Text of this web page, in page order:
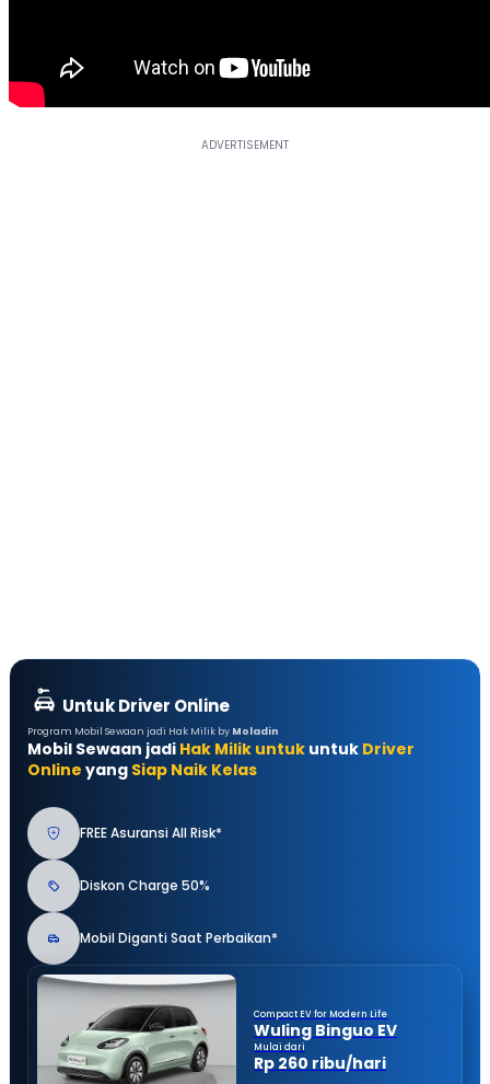
Untuk Driver Online
Program Mobil Sewaan jadi Hak Milik by Moladin
Mobil Sewaan jadi Hak Milik untuk untuk Driver
Online yang Siap Naik Kelas
FREE Asuransi All Risk*
Diskon Charge 50%
Mobil Diganti Saat Perbaikan*
Compact EV for Modern Life
Wuling Binguo EV
Mulai dari
Rp 260 ribu/hari